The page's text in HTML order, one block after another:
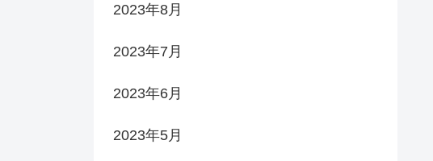
2023年8月
2023年7月
2023年6月
2023年5月